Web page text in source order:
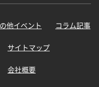
他イベント コラム記事
サイトマップ
会社概要